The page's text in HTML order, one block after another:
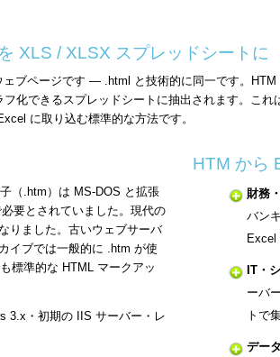
XLS / XLSX スプレッドシートに
ブページです — .html と技術的に同一です。
化できるスプレッドシートに抽出されます。こ
に取り込む標準的な方法です。
（.htm）は MS-DOS と拡張
要とされていました。現代の
りました。古いウェブサーバ
イブでは一般的に .htm が使
標準的な HTML マークアッ
3.x・初期の IIS サーバー・レ
HTM から
財務
バン
Excel
IT・
ーバ
トで
デー